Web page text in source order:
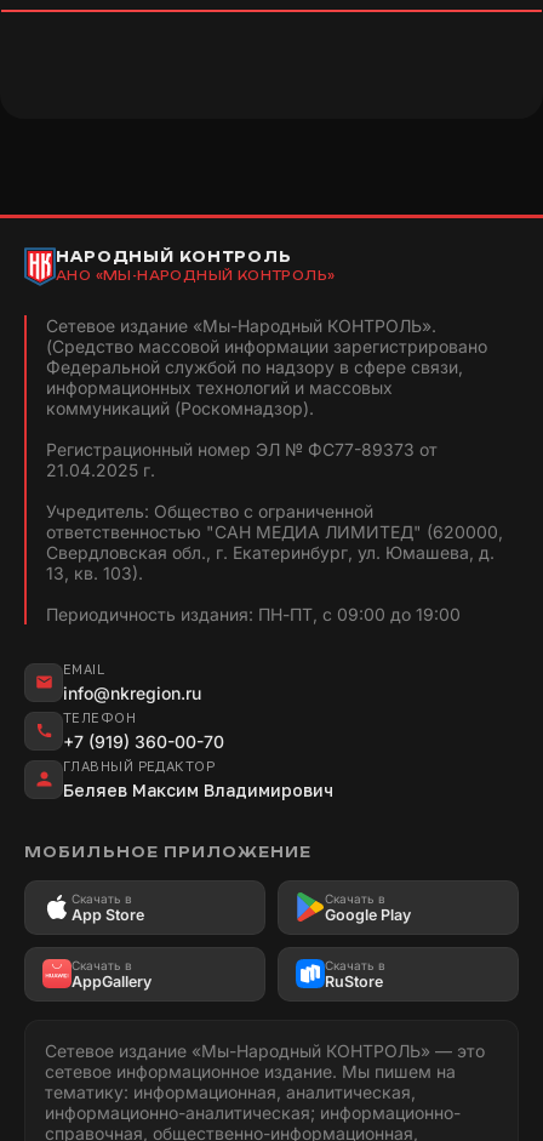
НАРОДНЫЙ КОНТРОЛЬ
АНО «МЫ-НАРОДНЫЙ КОНТРОЛЬ»
Сетевое издание «Мы-Народный КОНТРОЛЬ».
(Средство массовой информации зарегистрировано
Федеральной службой по надзору в сфере связи,
информационных технологий и массовых
коммуникаций (Роскомнадзор).
Регистрационный номер ЭЛ № ФС77-89373 от
21.04.2025 г.
Учредитель: Общество с ограниченной
ответственностью "САН МЕДИА ЛИМИТЕД" (620000,
Свердловская обл., г. Екатеринбург, ул. Юмашева, д.
13, кв. 103).
Периодичность издания: ПН-ПТ, с 09:00 до 19:00
EMAIL
info@nkregion.ru
ТЕЛЕФОН
+7 (919) 360-00-70
ГЛАВНЫЙ РЕДАКТОР
Беляев Максим Владимирович
МОБИЛЬНОЕ ПРИЛОЖЕНИЕ
Скачать в
App Store
Скачать в
Google Play
Скачать в
AppGallery
Скачать в
RuStore
Сетевое издание «Мы-Народный КОНТРОЛЬ» — это
сетевое информационное издание. Мы пишем на
тематику: информационная, аналитическая,
информационно-аналитическая; информационно-
справочная, общественно-информационная,